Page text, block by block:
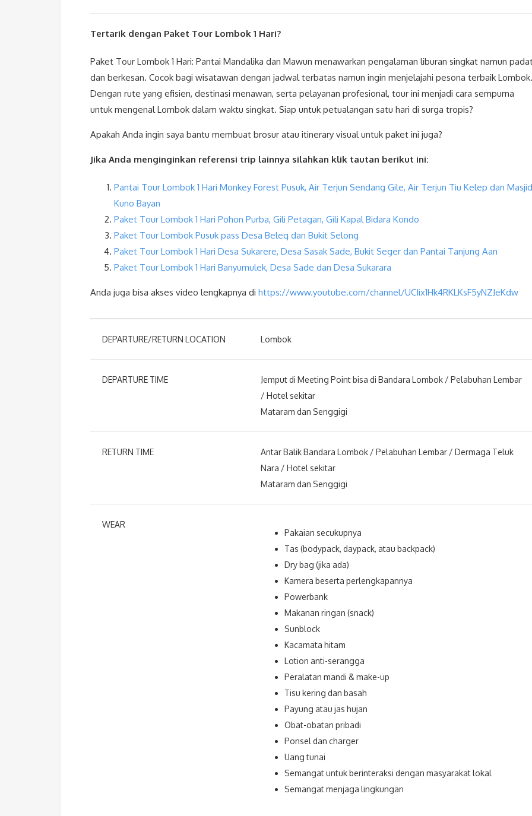
Tertarik dengan Paket Tour Lombok 1 Hari?
Paket Tour Lombok 1 Hari: Pantai Mandalika dan Mawun menawarkan pengalaman liburan singkat namun
dan berkesan. Cocok bagi wisatawan dengan jadwal terbatas namun ingin menjelajahi pesona terbaik Lombok.
Dengan rute yang efisien, destinasi menawan, serta pelayanan profesional, tour ini menjadi cara sempurna
untuk mengenal Lombok dalam waktu singkat. Siap untuk petualangan satu hari di surga tropis?
Apakah Anda ingin saya bantu membuat brosur atau itinerary visual untuk paket ini juga?
Jika Anda menginginkan referensi trip lainnya silahkan klik tautan berikut ini:
Pantai Tour Lombok 1 Hari Monkey Forest Pusuk, Air Terjun Sendang Gile, Air Terjun Tiu Kelep dan Masjid
Kuno Bayan
Paket Tour Lombok 1 Hari Pohon Purba, Gili Petagan, Gili Kapal Bidara Kondo
Paket Tour Lombok Pusuk pass Desa Beleq dan Bukit Selong
Paket Tour Lombok 1 Hari Desa Sukarere, Desa Sasak Sade, Bukit Seger dan Pantai Tanjung Aan
Paket Tour Lombok 1 Hari Banyumulek, Desa Sade dan Desa Sukarara
Anda juga bisa akses video lengkapnya di https://www.youtube.com/channel/UCIix1Hk4RKLKsF5yNZJeKdw
DEPARTURE/RETURN LOCATION Lombok
DEPARTURE TIME
Jemput di Meeting Point bisa di Bandara Lombok / Pelabuhan Lembar
/ Hotel sekitar
Mataram dan Senggigi
RETURN TIME
Antar Balik Bandara Lombok / Pelabuhan Lembar / Dermaga Teluk
Nara / Hotel sekitar
Mataram dan Senggigi
WEAR
Pakaian secukupnya
Tas (bodypack, daypack, atau backpack)
Dry bag (jika ada)
Kamera beserta perlengkapannya
Powerbank
Makanan ringan (snack)
Sunblock
Kacamata hitam
Lotion anti-serangga
Peralatan mandi & make-up
Tisu kering dan basah
Payung atau jas hujan
Obat-obatan pribadi
Ponsel dan charger
Uang tunai
Semangat untuk berinteraksi dengan masyarakat lokal
Semangat menjaga lingkungan